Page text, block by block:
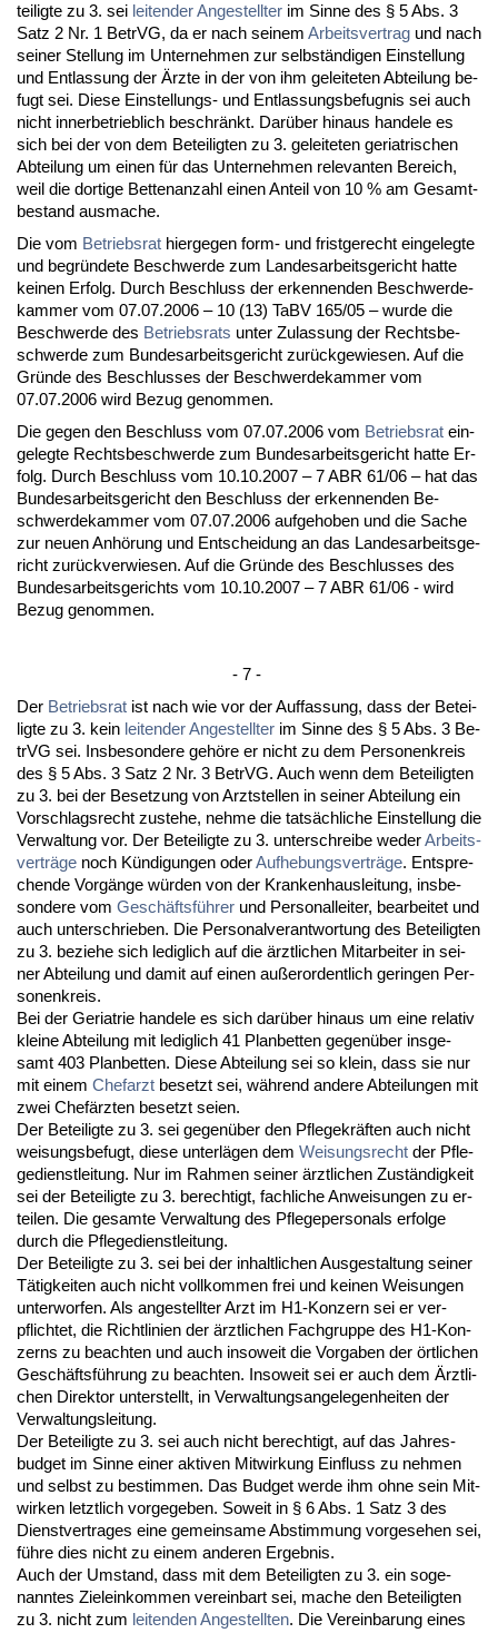
tei­lig­te zu 3. sei lei­ten­der An­ge­stell­ter im Sin­ne des § 5 Abs. 3
Satz 2 Nr. 1 Be­trVG, da er nach sei­nem Ar­beits­ver­trag und nach
sei­ner Stel­lung im Un­ter­neh­men zur selbständi­gen Ein­stel­lung
und Ent­las­sung der Ärz­te in der von ihm ge­lei­te­ten Ab­tei­lung be­
fugt sei. Die­se Ein­stel­lungs- und Ent­las­sungs­be­fug­nis sei auch
nicht in­ner­be­trieb­lich be­schränkt. Darüber hin­aus han­de­le es
sich bei der von dem Be­tei­lig­ten zu 3. ge­lei­te­ten ger­ia­tri­schen
Ab­tei­lung um ei­nen für das Un­ter­neh­men re­le­van­ten Be­reich,
weil die dor­ti­ge Bet­ten­an­zahl ei­nen An­teil von 10 % am Ge­samt­
be­stand aus­ma­che.
Die vom Be­triebs­rat hier­ge­gen form- und frist­ge­recht ein­ge­leg­te
und be­gründe­te Be­schwer­de zum Lan­des­ar­beits­ge­richt hat­te
kei­nen Er­folg. Durch Be­schluss der er­ken­nen­den Be­schwer­de­
kam­mer vom 07.07.2006 – 10 (13) TaBV 165/05 – wur­de die
Be­schwer­de des Be­triebs­rats un­ter Zu­las­sung der Rechts­be­
schwer­de zum Bun­des­ar­beits­ge­richt zurück­ge­wie­sen. Auf die
Gründe des Be­schlus­ses der Be­schwer­de­kam­mer vom
07.07.2006 wird Be­zug ge­nom­men.
Die ge­gen den Be­schluss vom 07.07.2006 vom Be­triebs­rat ein­
ge­leg­te Rechts­be­schwer­de zum Bun­des­ar­beits­ge­richt hat­te Er­
folg. Durch Be­schluss vom 10.10.2007 – 7 ABR 61/06 – hat das
Bun­des­ar­beits­ge­richt den Be­schluss der er­ken­nen­den Be­
schwer­de­kam­mer vom 07.07.2006 auf­ge­ho­ben und die Sa­che
zur neu­en Anhörung und Ent­schei­dung an das Lan­des­ar­beits­ge­
richt zurück­ver­wie­sen. Auf die Gründe des Be­schlus­ses des
Bun­des­ar­beits­ge­richts vom 10.10.2007 – 7 ABR 61/06 - wird
Be­zug ge­nom­men.
- 7 -
Der Be­triebs­rat ist nach wie vor der Auf­fas­sung, dass der Be­tei­
lig­te zu 3. kein lei­ten­der An­ge­stell­ter im Sin­ne des § 5 Abs. 3 Be­
trVG sei. Ins­be­son­de­re gehöre er nicht zu dem Per­so­nen­kreis
des § 5 Abs. 3 Satz 2 Nr. 3 Be­trVG. Auch wenn dem Be­tei­lig­ten
zu 3. bei der Be­set­zung von Arzt­stel­len in sei­ner Ab­tei­lung ein
Vor­schlags­recht zu­ste­he, neh­me die tatsächli­che Ein­stel­lung die
Ver­wal­tung vor. Der Be­tei­lig­te zu 3. un­ter­schrei­be we­derAr­beits­
verträge noch Kündi­gun­gen oderAuf­he­bungs­verträge. Ent­spre­
chen­de Vorgänge würden von der Kran­ken­haus­lei­tung, ins­be­
son­de­re vom Geschäftsführer und Per­so­nal­lei­ter, be­ar­bei­tet und
auch un­ter­schrie­ben. Die Per­so­nal­ver­ant­wor­tung des Be­tei­lig­ten
zu 3. be­zie­he sich le­dig­lich auf die ärzt­li­chen Mit­ar­bei­ter in sei­
ner Ab­tei­lung und da­mit auf ei­nen außer­or­dent­lich ge­rin­gen Per­
so­nen­kreis.
Bei der Ger­ia­trie han­de­le es sich darüber hin­aus um ei­ne re­la­tiv
klei­ne Ab­tei­lung mit le­dig­lich 41 Plan­bet­ten ge­genüber ins­ge­
samt 403 Plan­bet­ten. Die­se Ab­tei­lung sei so klein, dass sie nur
mit ei­nem Chef­arzt be­setzt sei, während an­de­re Ab­tei­lun­gen mit
zwei Chefärz­ten be­setzt sei­en.
Der Be­tei­lig­te zu 3. sei ge­genüber den Pfle­ge­kräften auch nicht
wei­sungs­be­fugt, die­se un­terlägen dem Wei­sungs­recht der Pfle­
ge­dienst­lei­tung. Nur im Rah­men sei­ner ärzt­li­chen Zuständig­keit
sei der Be­tei­lig­te zu 3. be­rech­tigt, fach­li­che An­wei­sun­gen zu er­
tei­len. Die ge­sam­te Ver­wal­tung des Pfle­ge­per­so­nals er­fol­ge
durch die Pfle­ge­dienst­lei­tung.
Der Be­tei­lig­te zu 3. sei bei der in­halt­li­chen Aus­ge­stal­tung sei­ner
Tätig­kei­ten auch nicht voll­kom­men frei und kei­nen Wei­sun­gen
un­ter­wor­fen. Als an­ge­stell­ter Arzt im H1-Kon­zern sei er ver­
pflich­tet, die Richt­li­ni­en der ärzt­li­chen Fach­grup­pe des H1-Kon­
zerns zu be­ach­ten und auch in­so­weit die Vor­ga­ben der ört­li­chen
Geschäftsführung zu be­ach­ten. In­so­weit sei er auch dem Ärzt­li­
chen Di­rek­tor un­ter­stellt, in Ver­wal­tungs­an­ge­le­gen­hei­ten der
Ver­wal­tungs­lei­tung.
Der Be­tei­lig­te zu 3. sei auch nicht be­rech­tigt, auf das Jah­res­
bud­get im Sin­ne ei­ner ak­ti­ven Mit­wir­kung Ein­fluss zu neh­men
und selbst zu be­stim­men. Das Bud­get wer­de ihm oh­ne sein Mit­
wir­ken letzt­lich vor­ge­ge­ben. So­weit in § 6 Abs. 1 Satz 3 des
Dienst­ver­tra­ges ei­ne ge­mein­sa­me Ab­stim­mung vor­ge­se­hen sei,
führe dies nicht zu ei­nem an­de­ren Er­geb­nis.
Auch der Um­stand, dass mit dem Be­tei­lig­ten zu 3. ein so­ge­
nann­tes Ziel­ein­kom­men ver­ein­bart sei, ma­che den Be­tei­lig­ten
zu 3. nicht zum lei­ten­den An­ge­stell­ten. Die Ver­ein­ba­rung ei­nes